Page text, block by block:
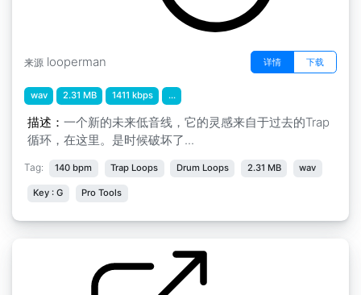
来源 looperman 详情 下载
wav 2.31 MB 1411 kbps ...
描述： 一个新的未来低音线，它的灵感来自于过去的Trap
循环，在这里。是时候破坏了...
Tag: 140 bpm Trap Loops Drum Loops 2.31 MB wav
Key : G Pro Tools